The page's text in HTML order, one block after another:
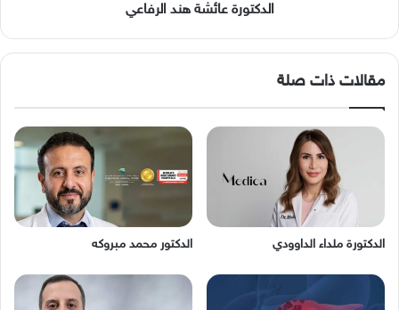
الدكتورة‭ ‬عائشة‭ ‬هند‭ ‬الرفاعي
مقالات ذات صلة
الدكتورة ملداء الداوودي الدكتور محمد مبروكه